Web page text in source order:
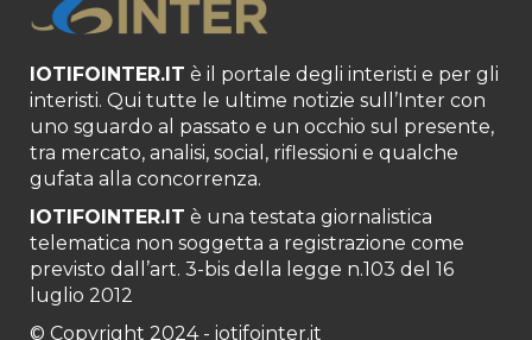
IOTIFOINTER.IT è il portale degli interisti e per gli
interisti. Qui tutte le ultime notizie sull’Inter con
uno sguardo al passato e un occhio sul presente,
tra mercato, analisi, social, riflessioni e qualche
gufata alla concorrenza.
IOTIFOINTER.IT è una testata giornalistica
telematica non soggetta a registrazione come
previsto dall’art. 3-bis della legge n.103 del 16
luglio 2012
© Copyright 2024 - iotifointer.it